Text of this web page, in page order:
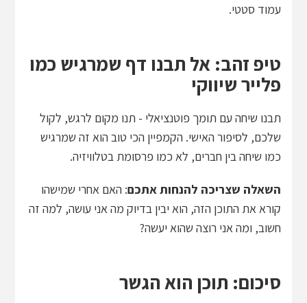
עמוד סטטי.
טיפ זהב: אל תבנו דף שמרגיש כמו
פלייר שיווקי
תבנו שיחה עם תומך פוטנציאלי - תנו מקום לרגש, לקול
שלכם, לסיפור האישי. הקמפיין הכי טוב הוא זה שמרגיש
כמו שיחה בין חברים, לא כמו פרסומת בטלוויזיה.
השאלה שצריכה להנחות אתכם: האם אחרי שמישהו
קורא את התוכן הזה, הוא יבין בדיוק מה אני עושה, למה זה
חשוב, ומה אני רוצה שהוא יעשה?
סיכום: תוכן הוא הגשר